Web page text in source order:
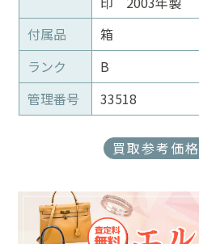
付属品
箱
ランク
B
管理番号
33518
買取参考価格